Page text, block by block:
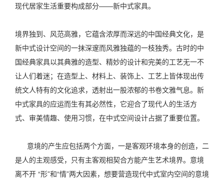
现代居家生活重要构成部分——新中式家具。
境界独到、风范高雅，它蕴含浓厚而深远的中国经典文化，是
新中式设计空间的一抹深邃而风雅独蕴的一枝独秀。古时的中
国经典家具以其典雅的造型、精妙的设计和完美的工艺无一不
让人们着迷；在造型上、材料上、装饰上、工艺上皆体现出传
统文人特有的文化追求，透射出一股浓郁的书卷文雅气息。新
中式家具的应运而生有其必然性，它迎合了现代人的生活方
式、审美情趣、使用习惯，在中式空间设计占据了重要位置。
意境的产生应包括两个方面，一是客观环境本身的创造，二
是人的主观感受，只有主客观相契合方能产生艺术境界。意境
离不开 “形”和“情”两大因素，想要营造现代中式室内空间的意境